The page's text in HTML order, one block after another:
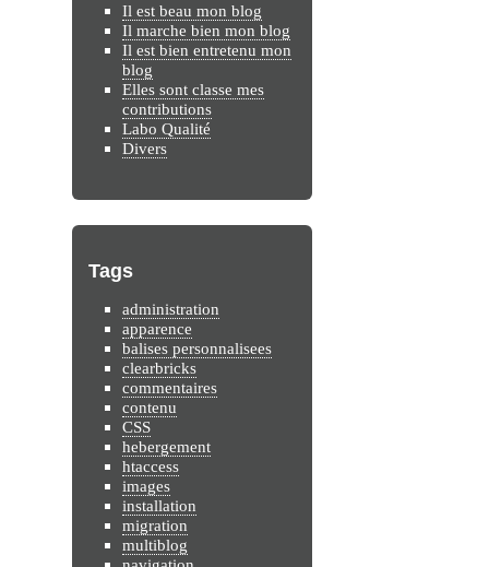
Il est beau mon blog
Il marche bien mon blog
Il est bien entretenu mon
blog
Elles sont classe mes
contributions
Labo Qualité
Divers
Tags
administration
apparence
balises personnalisees
clearbricks
commentaires
contenu
CSS
hebergement
htaccess
images
installation
migration
multiblog